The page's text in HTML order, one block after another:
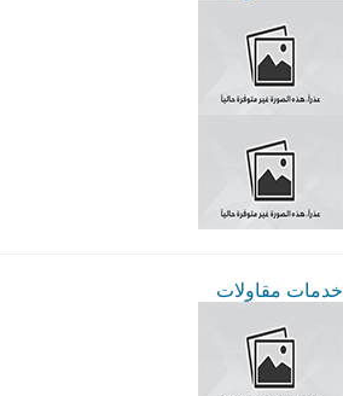
خدمات مقاولات